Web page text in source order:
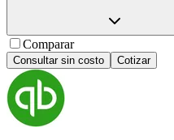
Comparar
Consultar sin costo Cotizar